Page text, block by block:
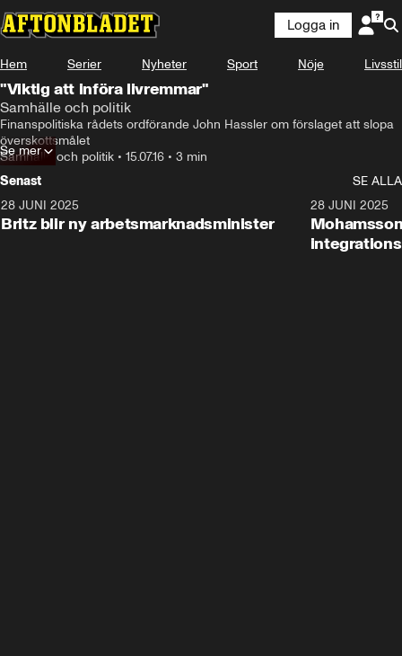
Logga in
Hem Serier Nyheter Sport Nöje Livsstil
"Viktig att införa livremmar"
Samhälle och politik
Finanspolitiska rådets ordförande John Hassler om förslaget att slopa
överskottsmålet
Samhälle och politik • 15.07.16 • 3 min
Se mer
Senast
SE ALLA
28 JUNI 2025
Britz blir ny arbetsmarknadsminister
28 JUNI 2025